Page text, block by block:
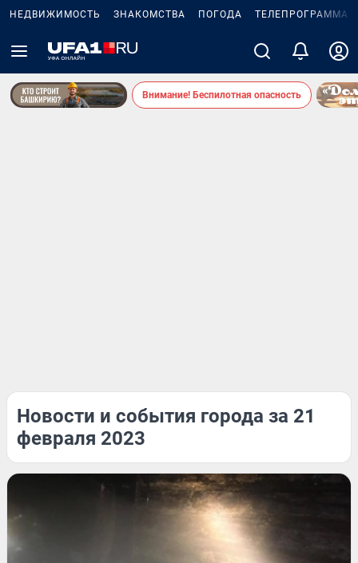
НЕДВИЖИМОСТЬ ЗНАКОМСТВА ПОГОДА ТЕЛЕПРОГРАММА
Внимание! Беспилотная опасность
Новости и события города за 21
февраля 2023